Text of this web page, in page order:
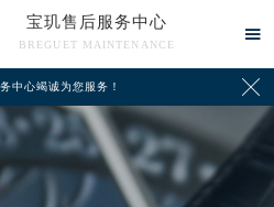
宝玑售后服务中心
BREGUET MAINTENANCE

中心竭诚为您服务！ 